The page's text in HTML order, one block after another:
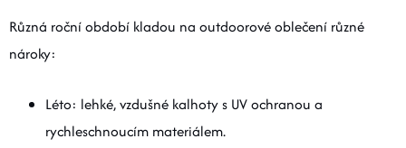
Různá roční období kladou na outdoorové oblečení různé
nároky:
Léto: lehké, vzdušné kalhoty s UV ochranou a
rychleschnoucím materiálem.